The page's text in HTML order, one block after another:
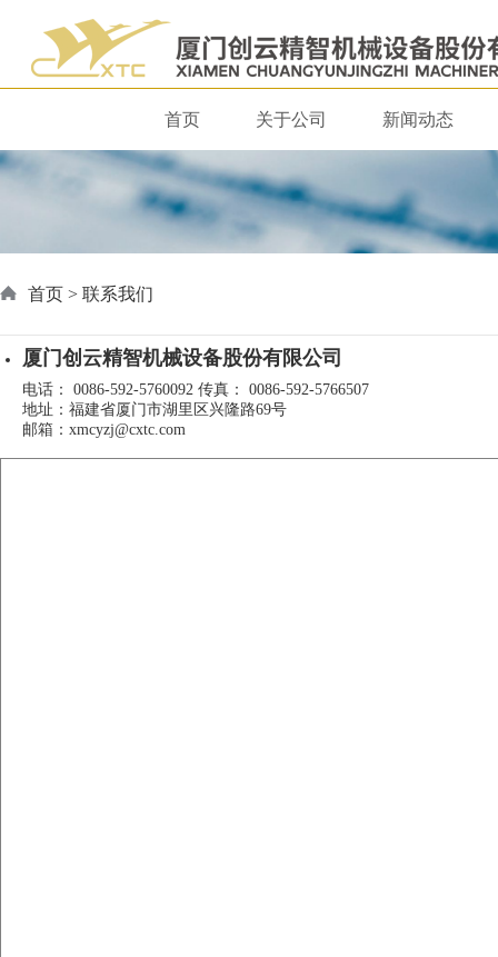
首页 关于公司 新闻动态
首页 > 联系我们
厦门创云精智机械设备股份有限公司
电话： 0086-592-5760092 传真： 0086-592-5766507
地址：福建省厦门市湖里区兴隆路69号
邮箱：xmcyzj@cxtc.com